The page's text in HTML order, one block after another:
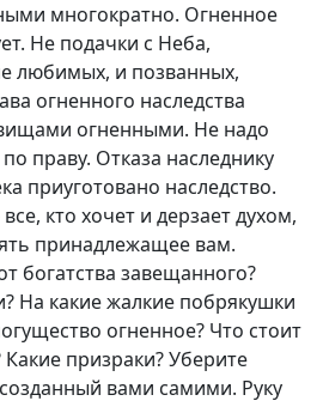
многократно. Огненное
Не подачки с Неба,
любимых, и позванных,
огненного наследства
огненными. Не надо
праву. Отказа наследнику
приуготовано наследство.
кто хочет и дерзает духом,
принадлежащее вам.
богатства завещанного?
На какие жалкие побрякушки
огненное? Что стоит
призраки? Уберите
вами самими. Руку